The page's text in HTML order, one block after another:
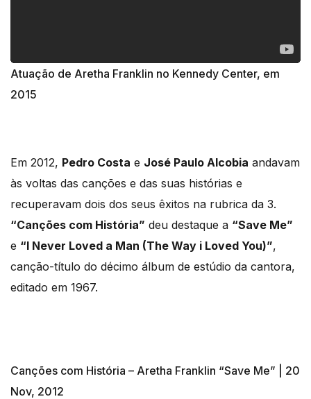
Atuação de Aretha Franklin no Kennedy Center, em
2015
Em 2012, Pedro Costa e José Paulo Alcobia andavam
às voltas das canções e das suas histórias e
recuperavam dois dos seus êxitos na rubrica da 3.
“Canções com História” deu destaque a “Save Me”
e “I Never Loved a Man (The Way i Loved You)”,
canção-título do décimo álbum de estúdio da cantora,
editado em 1967.
Canções com História – Aretha Franklin “Save Me” | 20
Nov, 2012